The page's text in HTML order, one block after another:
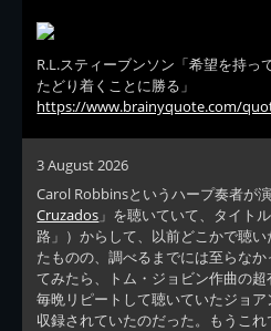
R.L.スティーブンソン「希望を持っ
たどり着くことに勝る」
https://www.brainyquote.com/
3 August 2026
Carol Robbinsというハープ奏者が
Cruzados 」を聴いていて、タイト
路」）からして、以前どこかで聴
たものの、調べるまでには至らな
てみたら、トム・ジョビン作曲の
毎晩リピートして聴いていたジョ
収録されていたのだった。もうこれ